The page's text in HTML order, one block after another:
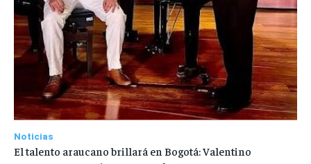
Noticias
El talento araucano brillará en Bogotá: Valentino